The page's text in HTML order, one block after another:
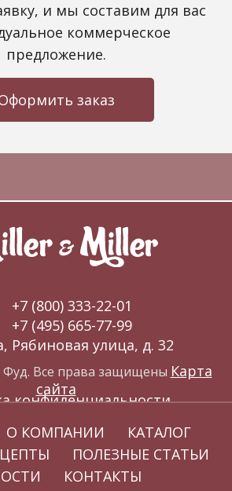
и мы составим для вас
коммерческое
предложение.
заказ
+7 (800) 333-22-01
+7 (495) 665-77-99
Рябиновая улица, д. 32
конфиденциальности
Все права защищены Карта
сайта
О КОМПАНИИ
КАТАЛОГ
ПОЛЕЗНЫЕ СТАТЬИ
КОНТАКТЫ